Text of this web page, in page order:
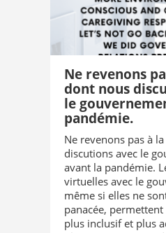
Ne revenons
dont nous
le
pandémie.
Ne revenons pas à
discutions avec le
avant la pandémie.
virtuelles avec le
même si elles ne
panacée,
plus inclusif et plus